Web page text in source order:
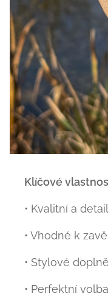
Klíčové
• Kvalitní a
• Vhodné k
• Stylové
• Perfektní